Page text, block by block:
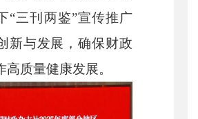
“三刊两鉴”宣传推广
新与发展，确保财政
高质量健康发展。